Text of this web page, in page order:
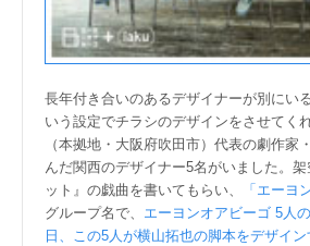
長年付き合いのあるデザイナーが別にい
いう設定でチラシのデザインをさせてく
（本拠地・大阪府吹田市）代表の劇作家
んだ関西のデザイナー5名がいました。
ット』の戯曲を書いてもらい、
「エーヨ
グループ名で、 エーヨンオアビーゴ 5人
日、この5人が横山拓也の脚本をデザイン